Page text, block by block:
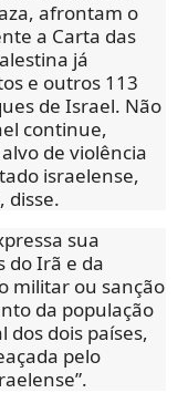
afrontam o
a Carta das
já
e outros 113
de Israel. Não
continue,
de violência
israelense,
disse.
sua
do Irã e da
militar ou sanção
da população
dos dois países,
pelo